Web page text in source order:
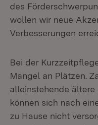
des
wollen wir neue
Verbesserungen
Bei der
Mangel an Plätzen.
alleinstehende
können sich nach
zu Hause nicht